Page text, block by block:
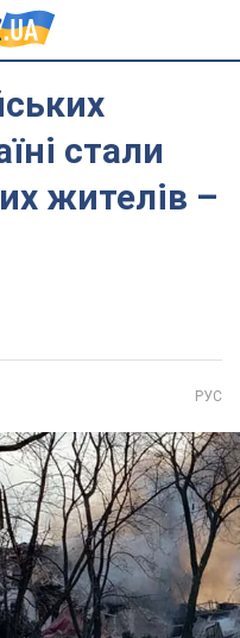
стали
жителів –
РУС